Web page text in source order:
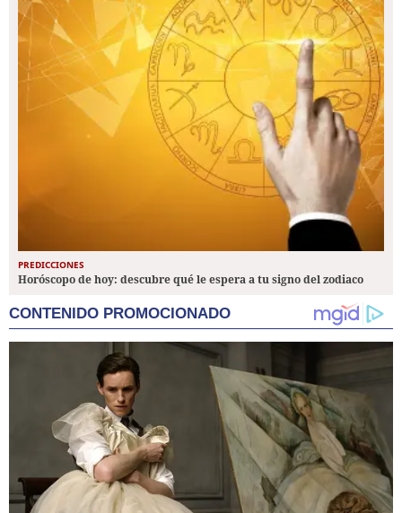
PREDICCIONES
Horóscopo de hoy: descubre qué le espera a tu signo del zodiaco
CONTENIDO PROMOCIONADO